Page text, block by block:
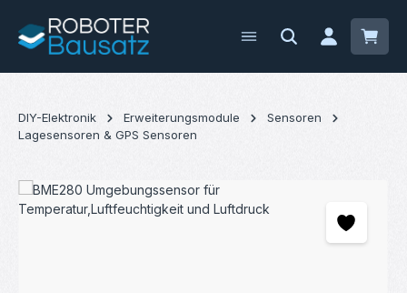
Zum Hauptinhalt springen
DIY-Elektronik Erweiterungsmodule
Sensoren
Lagesensoren & GPS Sensoren
Bildergalerie überspringen